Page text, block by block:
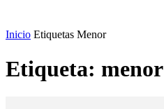
Inicio Etiquetas Menor
Etiqueta: menor